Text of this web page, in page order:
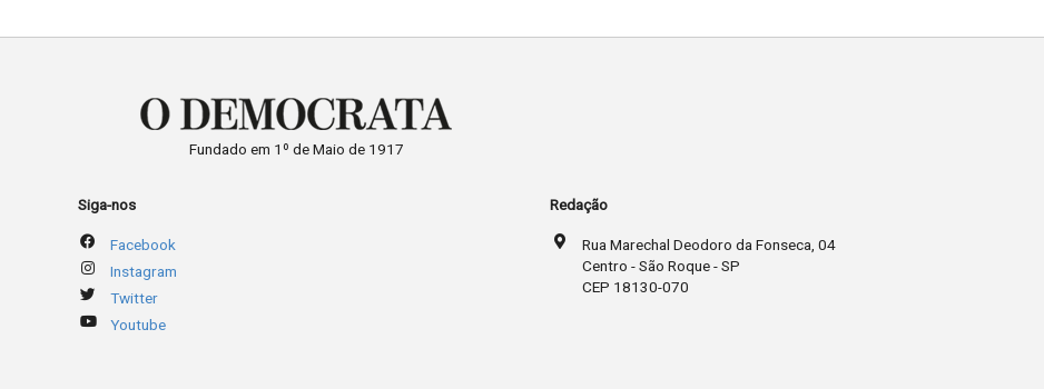
Fundado em 1º de Maio de 1917
Siga-nos
Facebook
Instagram
Twitter
Youtube
Redação
Rua Marechal Deodoro da Fonseca, 04
Centro - São Roque - SP
CEP 18130-070